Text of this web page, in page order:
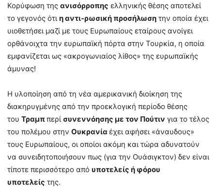
Κορύφωση της ανισόρροπης ελληνικής θέσης αποτελεί
το γεγονός ότι η αντι-ρωσική προσήλωση την οποία έχει
υιοθετήσει μαζί με τους Ευρωπαίους εταίρους ανοίγει
ορθάνοιχτα την ευρωπαϊκή πόρτα στην Τουρκία, η οποία
εμφανίζεται ως «ακρογωνιαίος λίθος» της ευρωπαϊκής
άμυνας!
Η υλοποίηση από τη νέα αμερικανική διοίκηση της
διακηρυγμένης από την προεκλογική περίοδο θέσης
του Τραμππερί συνεννόησης με τον Πούτιν για το τέλος
του πολέμου στην Ουκρανία έχει αφήσει «άναυδους»
τους Ευρωπαίους, οι οποίοι ακόμη και τώρα αδυνατούν
να συνειδητοποιήσουν πως (για την Ουάσιγκτον) δεν είναι
τίποτε περισσότερο από υποτελείς ή φόρου
υποτελείς της.